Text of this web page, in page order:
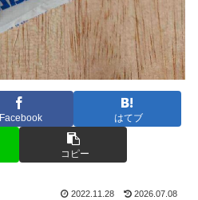
Facebook はてブ
コピー
2022.11.28 2026.07.08